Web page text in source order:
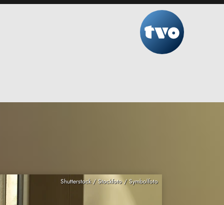
Shutterstock / Stockfoto / Symbolfoto